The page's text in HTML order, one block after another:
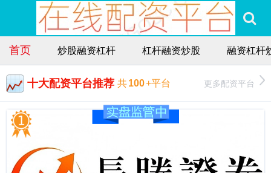
首页 炒股融资杠杆 杠杆融资炒股 融资杠杆
十大配资平台推荐 共100+平台 更多配资平台